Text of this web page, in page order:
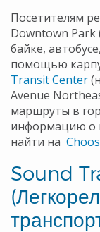
Посетителям
Downtown Park
байке,
помощью
Transit Center
Avenue
маршруты в
информацию о
найти на
Sound